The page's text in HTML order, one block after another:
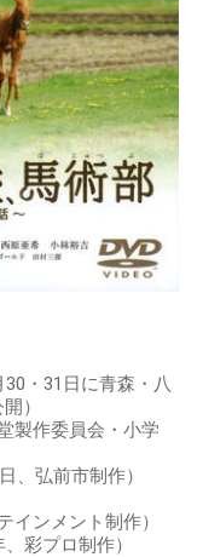
・31日に青森・八
）
製作委員会・小学
、弘前市制作）
インメント制作）
彩プロ制作）